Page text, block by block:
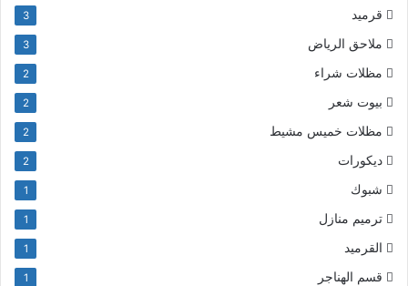
قرميد 3
ملاحق الرياض 3
مظلات شراء 2
بيوت شعر 2
مظلات خميس مشيط 2
ديكورات 2
شبوك 1
ترميم منازل 1
القرميد 1
قسم الهناجر 1